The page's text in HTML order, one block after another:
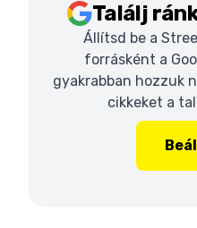
Találj
Állítsd be a
forrásként a
gyakrabban hozzuk
cikkeket a